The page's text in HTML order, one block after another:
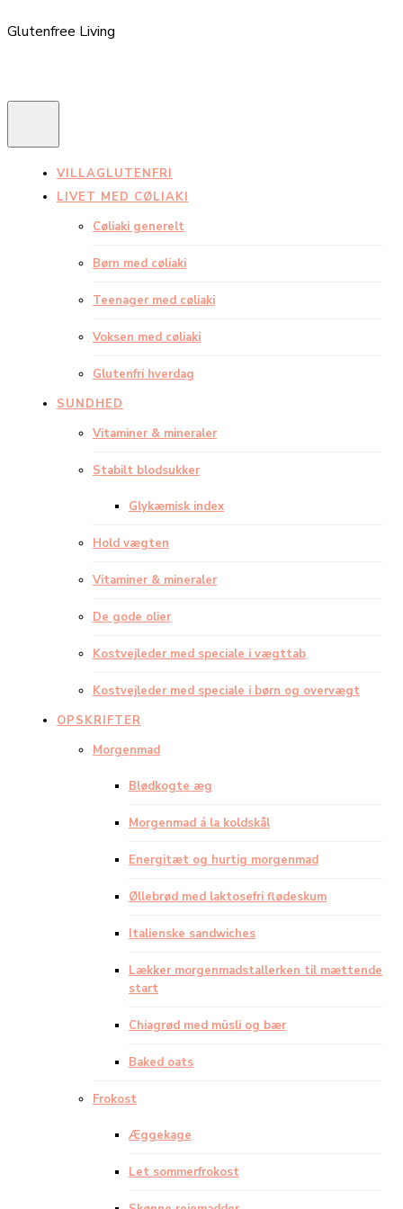
Glutenfree Living
VILLAGLUTENFRI
LIVET MED CØLIAKI
Cøliaki generelt
Børn med cøliaki
Teenager med cøliaki
Voksen med cøliaki
Glutenfri hverdag
SUNDHED
Vitaminer & mineraler
Stabilt blodsukker
Glykæmisk index
Hold vægten
Vitaminer & mineraler
De gode olier
Kostvejleder med speciale i vægttab
Kostvejleder med speciale i børn og overvægt
OPSKRIFTER
Morgenmad
Blødkogte æg
Morgenmad á la koldskål
Energitæt og hurtig morgenmad
Øllebrød med laktosefri flødeskum
Italienske sandwiches
Lækker morgenmadstallerken til mættende
start
Chiagrød med müsli og bær
Baked oats
Frokost
Æggekage
Let sommerfrokost